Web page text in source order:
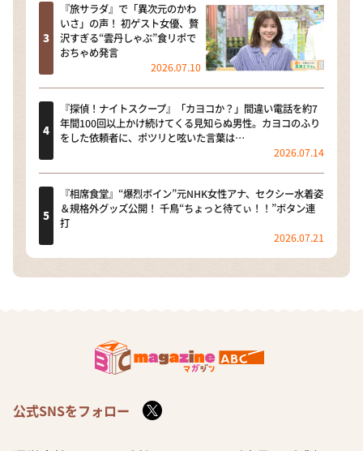
『旅サラダ』で「異次元のかわ
いさ」の声！ 初ゲスト女優、贅
沢すぎる“雲丹しゃぶ”食リポで
おちゃめ発言
2026.07.10
『探偵！ナイトスクープ』「カヨコか？」間違い電話を約7
年間100回以上かけ続けてくる見知らぬ男性。カヨコのふり
をした依頼者に、ポツリと呟いた言葉は…
2026.07.14
『相席食堂』“爆烈ボイン”元NHK女性アナ、セクシー水着姿
＆規格外グッズ公開！ 千鳥“ちょっと待てぃ！！”ボタン連
打
2026.07.21
公式SNSをフォロー